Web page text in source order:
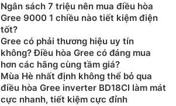
Ngân sách 7 triệu nên mua điều hòa
Gree 9000 1 chiều nào tiết kiệm điện
tốt?
Gree có phải thương hiệu uy tín
không? Điều hòa Gree có đáng mua
hơn các hãng cùng tầm giá?
Mùa Hè nhất định không thể bỏ qua
điều hòa Gree inverter BD18CI làm mát
cực nhanh, tiết kiệm cực đỉnh